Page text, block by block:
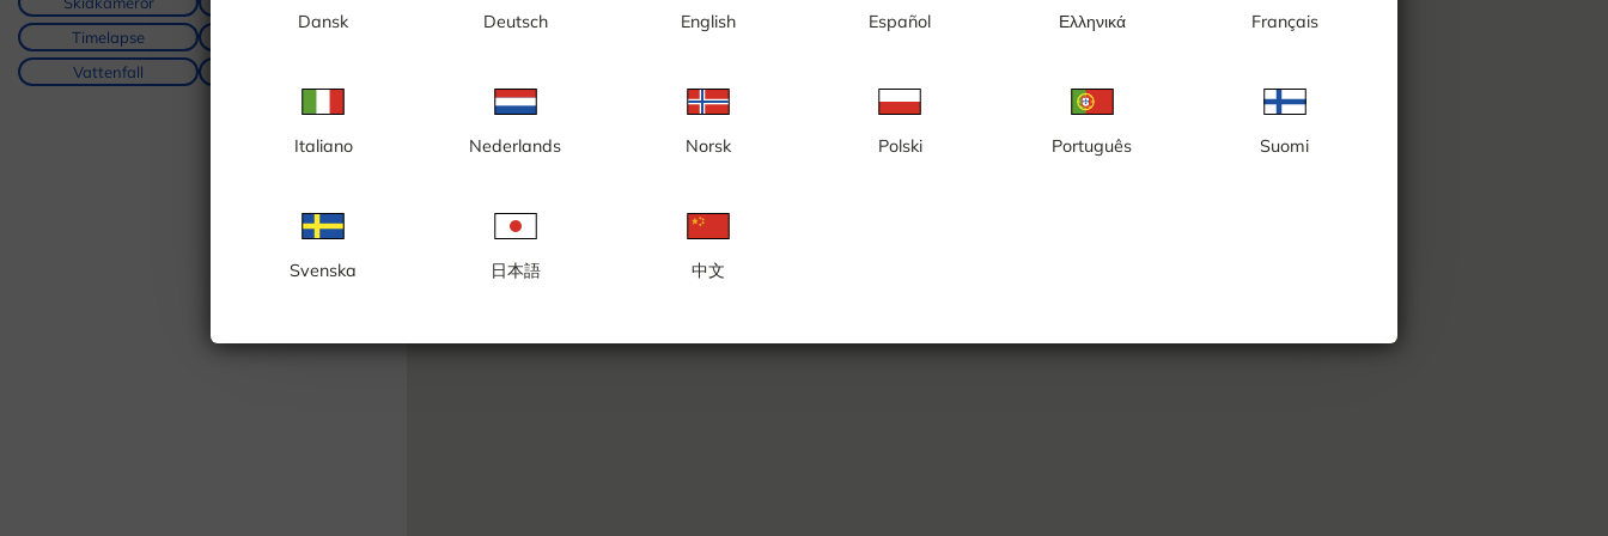
Dansk Deutsch English Español Ελληνικά Français
Italiano Nederlands Norsk Polski Português Suomi
Svenska 日本語 中文
Timelapse
Vattenfall